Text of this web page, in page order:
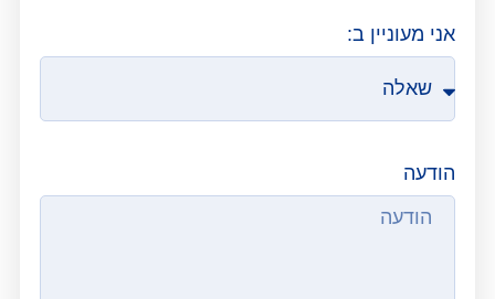
אני מעוניין ב:
הודעה